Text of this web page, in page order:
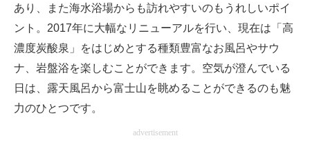
あり、また海水浴場からも訪れやすいのもうれしいポイ
ント。2017年に大幅なリニューアルを行い、現在は「高
濃度炭酸泉」をはじめとする種類豊富なお風呂やサウ
ナ、岩盤浴を楽しむことができます。空気が澄んでいる
日は、露天風呂から富士山を眺めることができるのも魅
力のひとつです。
advertisement